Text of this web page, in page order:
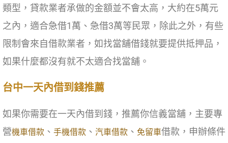
類型，貸款業者承做的金額並不會太高，大約在5萬元
之內，適合急借1萬、急借3萬等民眾，除此之外，有些
限制會來自借款業者，如找當舖借錢就要提供抵押品，
如果什麼都沒有就不太適合找當舖。
台中一天內借到錢推薦
如果你需要在一天內借到錢，推薦你信義當舖，主要專
營機車借款 、 手機借款 、 汽車借款 、 免留車借款，申辦條件